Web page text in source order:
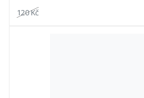
120 Kč